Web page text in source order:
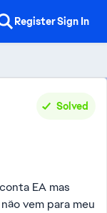
RegisterSign In
Solved
EA mas
vem para meu